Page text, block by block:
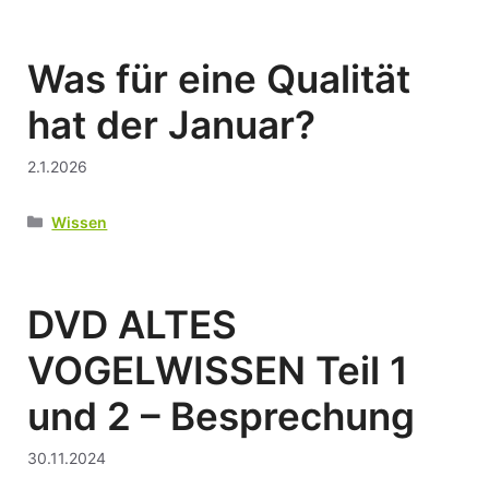
Was für eine Qualität
hat der Januar?
2.1.2026
Kategorien
Wissen
DVD ALTES
VOGELWISSEN Teil 1
und 2 – Besprechung
30.11.2024